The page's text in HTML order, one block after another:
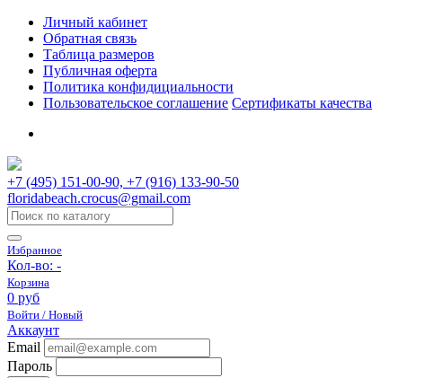
Личный кабинет
Обратная связь
Таблица размеров
Публичная оферта
Политика конфидициальности
Пользовательское соглашение Сертификаты качества
+7 (495) 151-00-90, +7 (916) 133-90-50
floridabeach.crocus@gmail.com
Избранное
Кол-во: -
Корзина
0 руб
Войти / Новый
Аккаунт
Email
Пароль